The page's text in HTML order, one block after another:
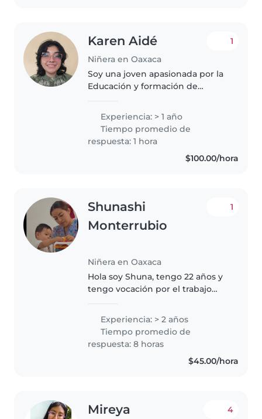
Karen Aidé
Niñera en Oaxaca
1
Soy una joven apasionada por la
Educación y formación de
más de un año) y como tutora
(durante cuatro años). Me
encanta..
Experiencia: > 1 año
Tiempo promedio de
respuesta: 1 hora
$100.00/hora
Shunashi
Monterrubio
Niñera en Oaxaca
1
Hola soy Shuna, tengo 22 años y
tengo vocación por el trabajo
acompañarlos en cada etapa de
su crecimiento y aprendizaje, me
gusta compartir momentos con..
Experiencia: > 2 años
Tiempo promedio de
respuesta: 8 horas
$45.00/hora
Mireya 4